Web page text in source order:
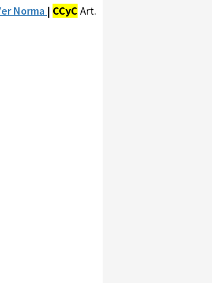
Norma | CCyC Art.